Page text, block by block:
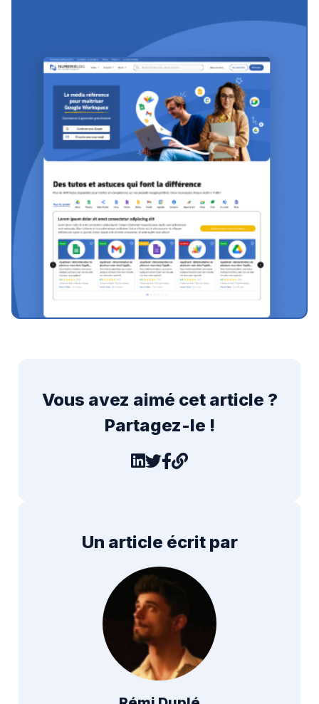
Vous avez aimé cet article ?
Partagez-le !
Un article écrit par